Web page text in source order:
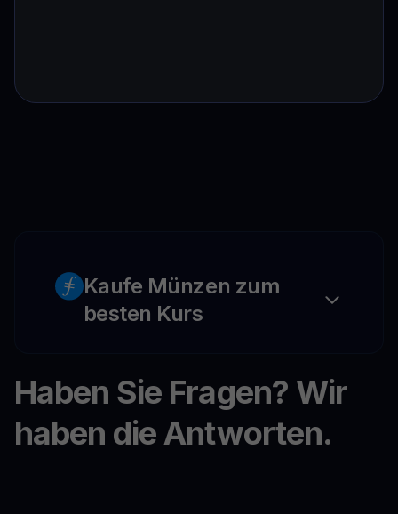
Kaufe Münzen zum
besten Kurs
Haben Sie Fragen? Wir
haben die Antworten.